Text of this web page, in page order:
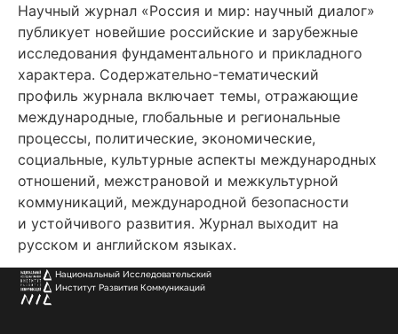
Научный журнал «Россия и мир: научный диалог»
публикует новейшие российские и зарубежные
исследования фундаментального и прикладного
характера. Содержательно-тематический
профиль журнала включает темы, отражающие
международные, глобальные и региональные
процессы, политические, экономические,
социальные, культурные аспекты международных
отношений, межстрановой и межкультурной
коммуникаций, международной безопасности
и устойчивого развития. Журнал выходит на
русском и английском языках.
Национальный Исследовательский
Институт Развития Коммуникаций